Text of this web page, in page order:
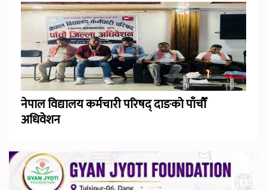
नेपाल विद्यालय कर्मचारी परिषद् दाङको पाँचौँ
अधिवेशन